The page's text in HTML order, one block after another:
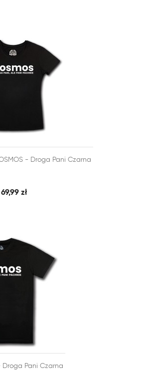
SZYBKI PODGLĄD
- Droga Pani Czarna
69,99 zł
SZYBKI PODGLĄD
Droga Pani Czarna